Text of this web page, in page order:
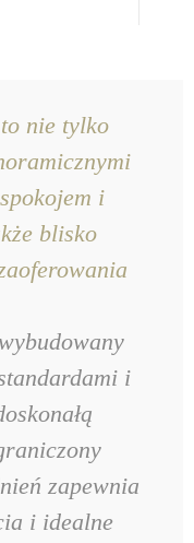
nie tylko
i
blisko
i
zapewnia
i idealne